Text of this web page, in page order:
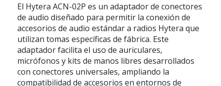
El Hytera ACN-02P es un adaptador de conectores
de audio diseñado para permitir la conexión de
accesorios de audio estándar a radios Hytera que
utilizan tomas específicas de fábrica. Este
adaptador facilita el uso de auriculares,
micrófonos y kits de manos libres desarrollados
con conectores universales, ampliando la
compatibilidad de accesorios en entornos de